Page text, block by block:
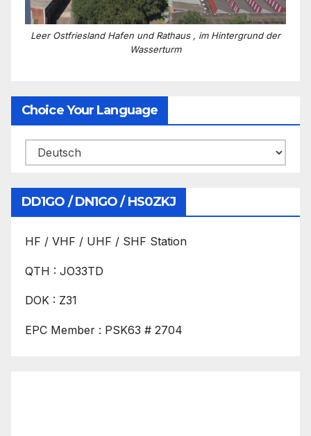
Leer Ostfriesland Hafen und Rathaus , im Hintergrund der
Wasserturm
Choice Your Language
DD1GO / DN1GO / HS0ZKJ
HF / VHF / UHF / SHF Station
QTH : JO33TD
DOK : Z31
EPC Member : PSK63 # 2704